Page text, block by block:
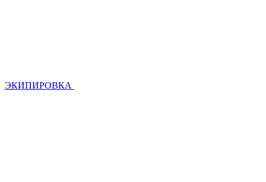
ЭКИПИРОВКА